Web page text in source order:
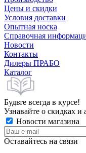
Цены и скидки
Условия доставки
Опытная носка
Справочная
Новости
Контакты
Дилеры ПРАБО
Каталог
Будьте всегда в курсе!
Узнавайте о скидках
Новости магазина
Оставайтесь на связи